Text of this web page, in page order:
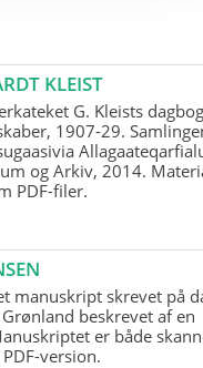
KLEIST
G. Kleists
1907-29.
og Arkiv, 2014.
PDF-filer.
manuskript skrevet på
beskrevet af en
er både
version.